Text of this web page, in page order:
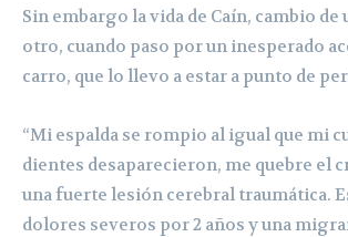
Sin embargo la vida de Caín, cambio
otro, cuando paso por un inesperado
carro, que lo llevo a estar a punto de
“Mi espalda se rompio al igual que mi
dientes desaparecieron, me quebre el
una fuerte lesión cerebral traumática.
dolores severos por 2 años y una